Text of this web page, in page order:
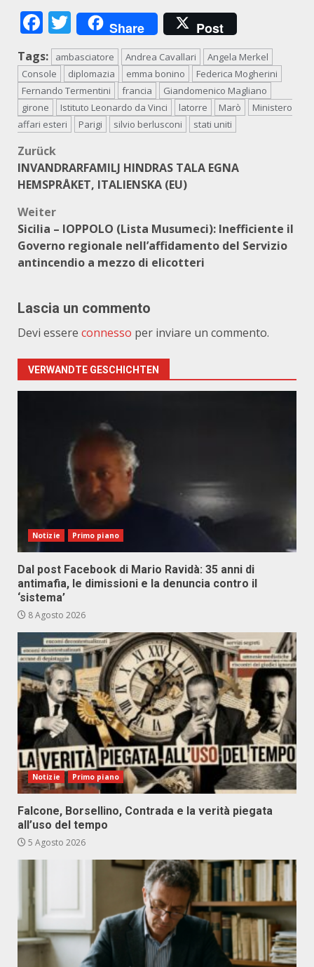
Facebook
Twitter
Share Post
Tags: ambasciatore Andrea Cavallari
Angela Merkel
Console
diplomazia emma bonino
Federica Mogherini
Fernando Termentini
francia
Giandomenico Magliano
girone
Istituto Leonardo da Vinci latorre Marò
Ministero
affari esteri
Parigi silvio berlusconi stati uniti
Beitragsnavigation
Zurück
INVANDRARFAMILJ HINDRAS TALA EGNA
HEMSPRÅKET, ITALIENSKA (EU)
Weiter
Sicilia – IOPPOLO (Lista Musumeci): Inefficiente il
Governo regionale nell’affidamento del Servizio
antincendio a mezzo di elicotteri
Lascia un commento
Devi essere connesso per inviare un commento.
VERWANDTE GESCHICHTEN
Notizie Primo piano
Dal post Facebook di Mario Ravidà: 35 anni di
antimafia, le dimissioni e la denuncia contro il
‘sistema’
8 Agosto 2026
Notizie Primo piano
Falcone, Borsellino, Contrada e la verità piegata
all’uso del tempo
5 Agosto 2026